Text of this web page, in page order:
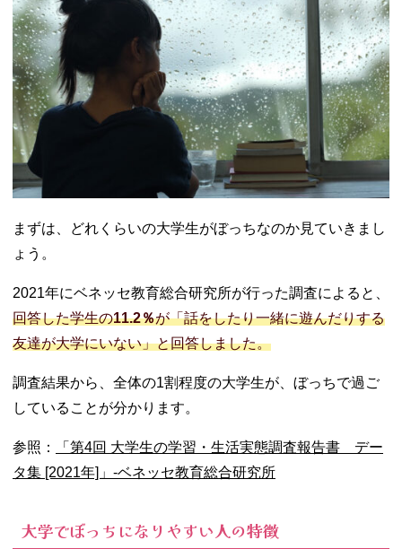
− 周りを馬
鹿にしてい
る
− 他人に興
味がない
− つまらな
03. 大学でぼっち
でいるデメリッ
ト
ができない
− 就活の情
報収集が大
変
いと思われ
ていそう
寂しく感じ
る
− 自分から
まずは、どれくらいの大学生がぼっちなのか見ていきまし
ょう。
2021年にベネッセ教育総合研究所が行った調査によると、
回答した学生の11.2％が「話をしたり一緒に遊んだりする
友達が大学にいない」と回答しました。
調査結果から、全体の1割程度の大学生が、ぼっちで過ご
していることが分かります。
参照：
「第4回 大学生の学習・生活実態調査報告書 デー
タ集 [2021年]」-ベネッセ教育総合研究所
大学でぼっちになりやすい人の特徴